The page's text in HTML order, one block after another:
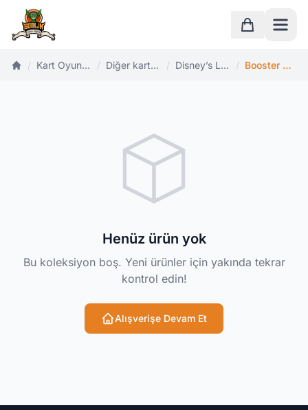
Ana Sayfa
Sepet
Ana Sayfa
/ Kart Oyunları / Diğer kart oyunları / Disney’s Lorcana TCG / Booster Paketleri
Henüz ürün yok
Bu koleksiyon boş. Yeni ürünler için yakında tekrar
kontrol edin!
Alışverişe Devam Et